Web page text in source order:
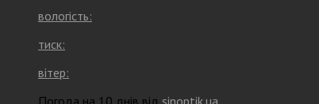
вологість:
тиск:
вітер:
Погода на 10 днів від sinoptik.ua